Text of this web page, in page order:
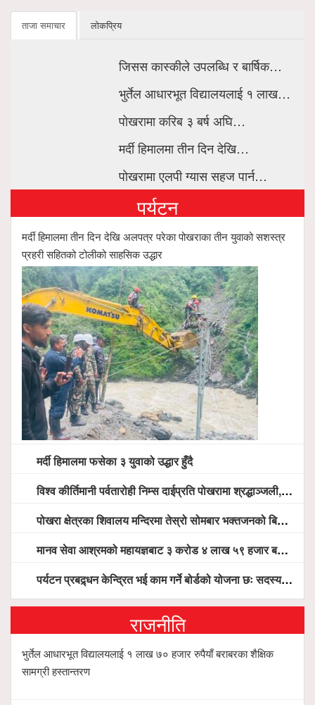
ताजा समाचार लोकप्रिय
जिसस कास्कीले उपलब्धि र बार्षिक…
भुर्तेल आधारभूत विद्यालयलाई १ लाख…
पोखरामा करिब ३ बर्ष अघि…
मर्दी हिमालमा तीन दिन देखि…
पोखरामा एलपी ग्यास सहज पार्न…
पर्यटन
मर्दी हिमालमा तीन दिन देखि अलपत्र परेका पोखराका तीन युवाको सशस्त्र
प्रहरी सहितको टोलीको साहसिक उद्धार
मर्दी हिमालमा फसेका ३ युवाको उद्धार हुँदै
विश्व कीर्तिमानी पर्वतारोही निम्स दाईप्रति पोखरामा श्रद्धाञ्जली, दीप प्रज्वलन गर्दै योगदानको प्रशंसा (भिडियो सहित)
पोखरा क्षेत्रका शिवालय मन्दिरमा तेस्रो सोमबार भक्तजनको बिहानैदेखि घुइँचो
मानव सेवा आश्रमको महायज्ञबाट ३ करोड ४ लाख ५९ हजार बचत, १ करोड ४४ लाख उठ्न बाँकी, विना संचार माध्यम तर प्रचार प्रसारमै भयो १९ लाख खर्च !
पर्यटन प्रबद्र्धन केन्द्रित भई काम गर्ने बोर्डको योजना छः सदस्य पोखरेल, चलिय पोखरालाई थप प्रभावकारी बनाउन होटल संघको माग
राजनीति
भुर्तेल आधारभूत विद्यालयलाई १ लाख ७० हजार रुपैयाँ बराबरका शैक्षिक
सामग्री हस्तान्तरण